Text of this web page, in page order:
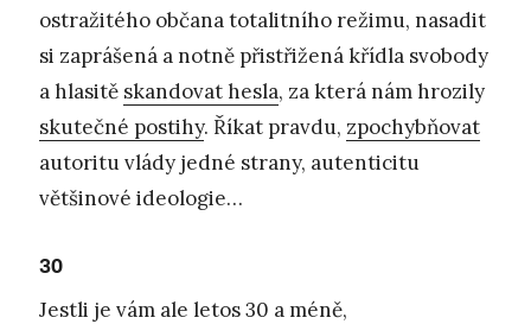
ostražitého občana totalitního režimu, nasadit
si zaprášená a notně přistřižená křídla svobody
a hlasitě skandovat hesla, za která nám hrozily
skutečné postihy. Říkat pravdu, zpochybňovat
autoritu vlády jedné strany, autenticitu
většinové ideologie…
30
Jestli je vám ale letos 30 a méně,